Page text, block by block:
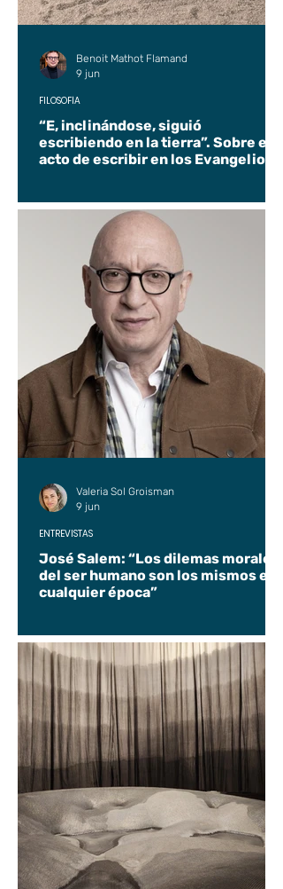
“E, inclinándose, siguió
escribiendo en la tierra”. Sobre el
acto de escribir en los Evangelios.
FILOSOFÍA
Benoit Mathot Flamand
9 jun
José Salem: “Los dilemas morales
del ser humano son los mismos en
cualquier época”
ENTREVISTAS
Valeria Sol Groisman
9 jun